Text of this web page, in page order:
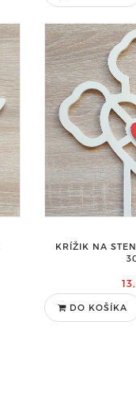
KRÍŽIK NA
DO KOŠÍKA